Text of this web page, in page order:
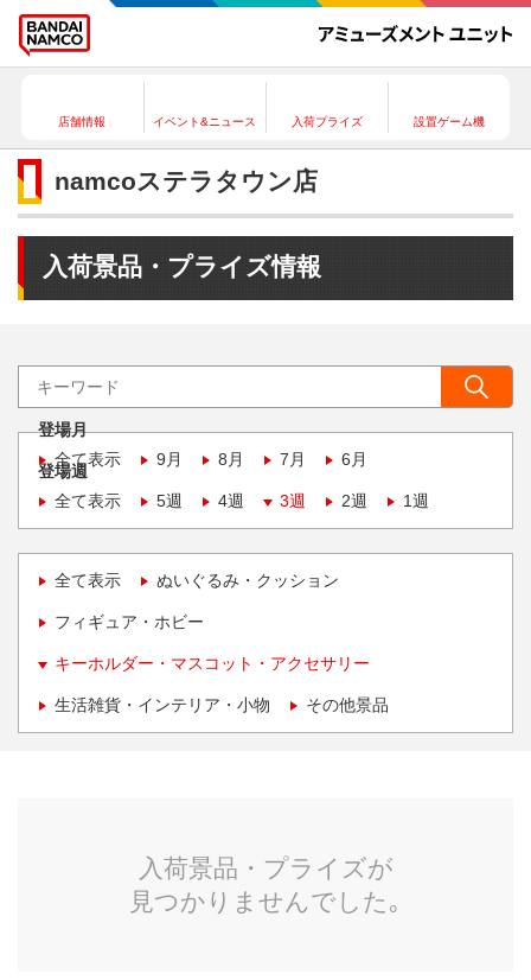
店舗情報 イベント&ニュース 入荷プライズ 設置ゲーム機
namcoステラタウン店
入荷景品・プライズ情報
登場月
全て表示
9月 8月 7月 6月
登場週
全て表示
5週 4週 3週 2週 1週
全て表示 ぬいぐるみ・クッション
フィギュア・ホビー
キーホルダー・マスコット・アクセサリー
生活雑貨・インテリア・小物 その他景品